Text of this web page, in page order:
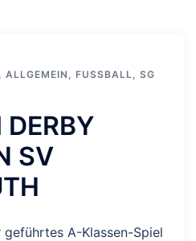
, ALLGEMEIN , FUSSBALL, SG
DERBY
SV
A-Klassen-Spiel